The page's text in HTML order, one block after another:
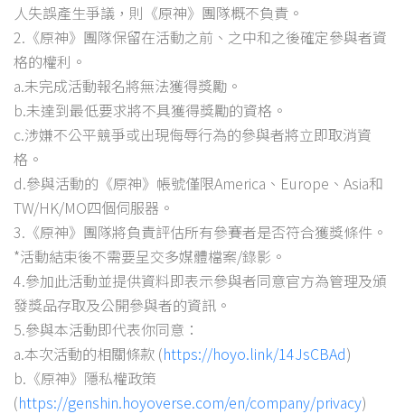
人失誤產生爭議，則《原神》團隊概不負責。
2.《原神》團隊保留在活動之前、之中和之後確定參與者資
格的權利。
a.未完成活動報名將無法獲得獎勵。
b.未達到最低要求將不具獲得獎勵的資格。
c.涉嫌不公平競爭或出現侮辱行為的參與者將立即取消資
格。
d.參與活動的《原神》帳號僅限America、Europe、Asia和
TW/HK/MO四個伺服器。
3.《原神》團隊將負責評估所有參賽者是否符合獲獎條件。
*活動結束後不需要呈交多媒體檔案/錄影。
4.參加此活動並提供資料即表示參與者同意官方為管理及頒
發獎品存取及公開參與者的資訊。
5.參與本活動即代表你同意：
a.本次活動的相關條款 (https://hoyo.link/14JsCBAd)
b.《原神》隱私權政策
(https://genshin.hoyoverse.com/en/company/privacy)